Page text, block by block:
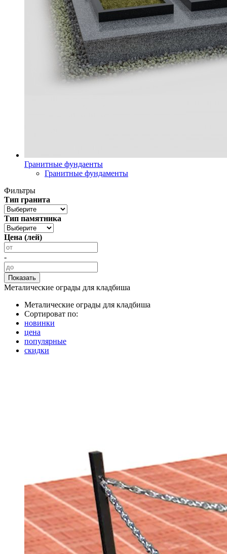
Гранитные фундаенты
Гранитные фундаменты
Фильтры
Тип гранита
Тип памятника
Цена (лей)
-
Металические ограды для кладбиша
Металические ограды для кладбиша
Сортироват по:
новинки
цена
популярные
скидки